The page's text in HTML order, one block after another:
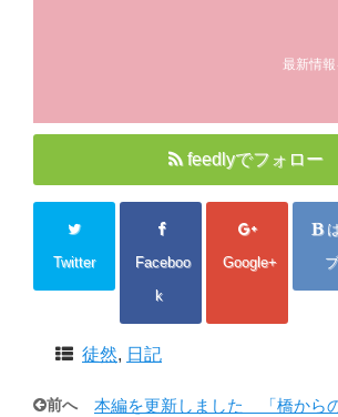
最新情
feedlyでフォロー
Twitter
Faceboo
k
Google+
徒然, 日記
前へ 本編を更新しました 「橋からの